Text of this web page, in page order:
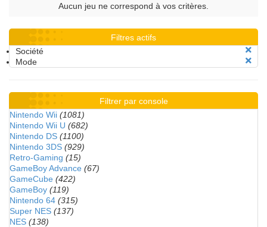
Aucun jeu ne correspond à vos critères.
Filtres actifs
Société
Mode
Filtrer par console
Nintendo Wii (1081)
Nintendo Wii U (682)
Nintendo DS (1100)
Nintendo 3DS (929)
Retro-Gaming (15)
GameBoy Advance (67)
GameCube (422)
GameBoy (119)
Nintendo 64 (315)
Super NES (137)
NES (138)